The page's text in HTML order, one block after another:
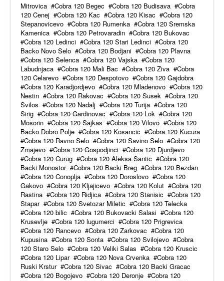
Mitrovica
Cobra 120 Begec Cobra 120 Budisava
Cobra
120 Cenej
Cobra 120 Kac Cobra 120 Kisac
Cobra 120
Stepanovicevo
Cobra 120 Rumenka
Cobra 120 Sremska
Kamenica
Cobra 120 Petrovaradin
Cobra 120 Bukovac
Cobra 120 Ledinci
Cobra 120 Stari Ledinci
Cobra 120
Backo Novo Selo
Cobra 120 Bodjani
Cobra 120 Plavna
Cobra 120 Selenca
Cobra 120 Vajska
Cobra 120
Labudnjaca
Cobra 120 Mali Bac Cobra 120 Ziva
Cobra
120 Celarevo
Cobra 120 Despotovo
Cobra 120 Gajdobra
Cobra 120 Karadjordjevo
Cobra 120 Mladenovo
Cobra 120
Nestin
Cobra 120 Rakovac Cobra 120 Susek
Cobra 120
Svilos
Cobra 120 Nadalj Cobra 120 Turija
Cobra 120
Sirig
Cobra 120 Gardinovac Cobra 120 Lok
Cobra 120
Mosorin
Cobra 120 Sajkas Cobra 120 Vilovo
Cobra 120
Backo Dobro Polje
Cobra 120 Kosancic
Cobra 120 Kucura
Cobra 120 Ravno Selo
Cobra 120 Savino Selo
Cobra 120
Zmajevo
Cobra 120 Gospodjinci
Cobra 120 Djurdjevo
Cobra 120 Curug
Cobra 120 Aleksa Santic
Cobra 120
Backi Monostor
Cobra 120 Backi Breg
Cobra 120 Bezdan
Cobra 120 Conoplja
Cobra 120 Doroslovo
Cobra 120
Gakovo
Cobra 120 Kljajicevo Cobra 120 Kolut
Cobra 120
Rastina
Cobra 120 Ridjica Cobra 120 Stanisic
Cobra 120
Stapar
Cobra 120 Svetozar Miletic
Cobra 120 Telecka
Cobra 120 bilic
Cobra 120 Bukovacki Salasi
Cobra 120
Krusevlje
Cobra 120 lugumerci
Cobra 120 Prigrevica
Cobra 120 Rancevo
Cobra 120 Zarkovac
Cobra 120
Kupusina
Cobra 120 Sonta Cobra 120 Svilojevo
Cobra
120 Staro Selo
Cobra 120 Veliki Salas
Cobra 120 Kruscic
Cobra 120 Lipar
Cobra 120 Nova Crvenka
Cobra 120
Ruski Krstur
Cobra 120 Sivac
Cobra 120 Backi Gracac
Cobra 120 Bogojevo
Cobra 120 Deronje
Cobra 120